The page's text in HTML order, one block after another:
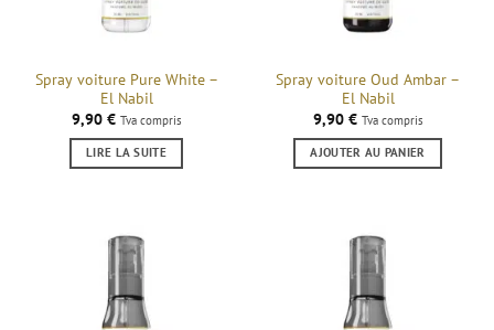
Spray voiture Pure White –
El Nabil
9,90 € Tva compris
LIRE LA SUITE
Spray voiture Oud Ambar –
El Nabil
9,90 € Tva compris
AJOUTER AU PANIER